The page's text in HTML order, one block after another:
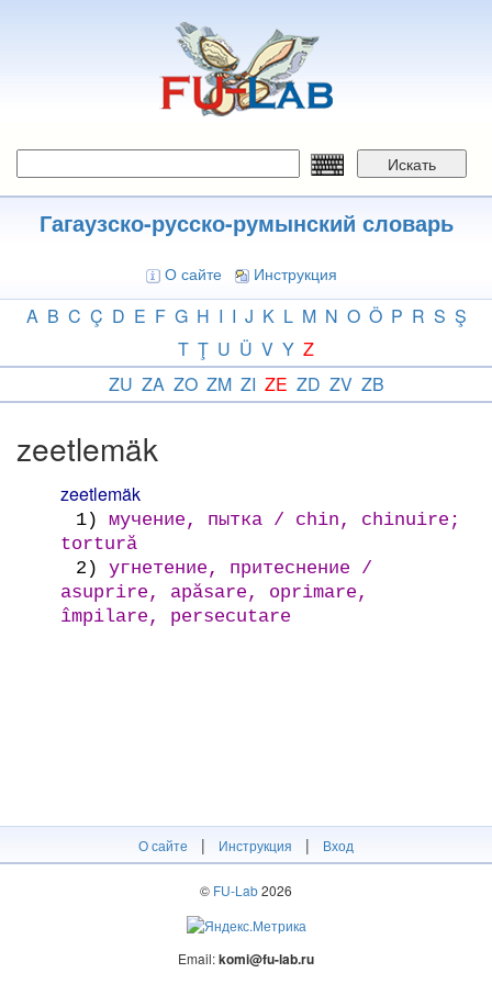
Искать
Гагаузско-русско-румынский словарь
О сайте Инструкция
A B C Ç D E F G H I I J K L M N O Ö P R S Ş
T Ţ U Ü V Y Z
ZU ZA ZO ZM ZI ZE ZD ZV ZB
zeetlemäk
zeetlemäk
1)
мучение, пытка / chin, chinuire;
tortură
2)
угнетение, притеснение /
asuprire, apăsare, oprimare,
împilare, persecutare
О сайте | Инструкция | Вход
© FU-Lab2026
Email:komi@fu-lab.ru